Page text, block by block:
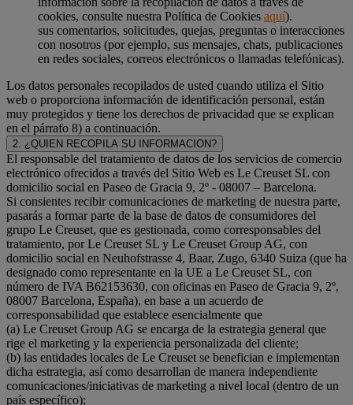
cookies, consulte nuestra Política de Cookies aquí).
sus comentarios, solicitudes, quejas, preguntas o interacciones
con nosotros (por ejemplo, sus mensajes, chats, publicaciones
en redes sociales, correos electrónicos o llamadas telefónicas).
Los datos personales recopilados de usted cuando utiliza el Sitio
web o proporciona información de identificación personal, están
muy protegidos y tiene los derechos de privacidad que se explican
en el párrafo 8) a continuación.
2. ¿QUIEN RECOPILA SU INFORMACION?
El responsable del tratamiento de datos de los servicios de comercio
electrónico ofrecidos a través del Sitio Web es Le Creuset SL con
domicilio social en Paseo de Gracia 9, 2º - 08007 – Barcelona.
Si consientes recibir comunicaciones de marketing de nuestra parte,
pasarás a formar parte de la base de datos de consumidores del
grupo Le Creuset, que es gestionada, como corresponsables del
tratamiento, por Le Creuset SL y Le Creuset Group AG, con
domicilio social en Neuhofstrasse 4, Baar, Zugo, 6340 Suiza (que ha
designado como representante en la UE a Le Creuset SL, con
número de IVA B62153630, con oficinas en Paseo de Gracia 9, 2º,
08007 Barcelona, España), en base a un acuerdo de
corresponsabilidad que establece esencialmente que
(a) Le Creuset Group AG se encarga de la estrategia general que
rige el marketing y la experiencia personalizada del cliente;
(b) las entidades locales de Le Creuset se benefician e implementan
dicha estrategia, así como desarrollan de manera independiente
comunicaciones/iniciativas de marketing a nivel local (dentro de un
país específico);